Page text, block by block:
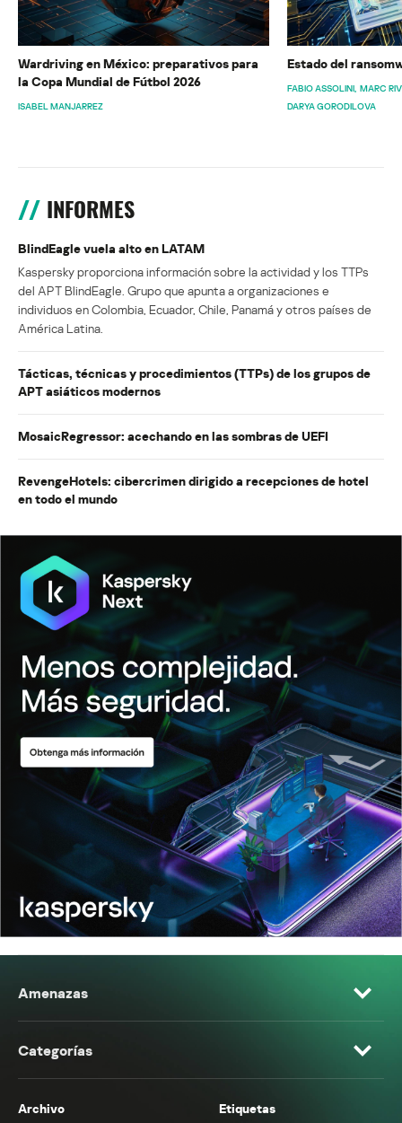
Wardriving en México: preparativos para
la Copa Mundial de Fútbol 2026
ISABEL MANJARREZ
Estado del
FABIO ASSOLINI MARC
DARYA GORODILOVA
INFORMES
BlindEagle vuela alto en LATAM
Kaspersky proporciona información sobre la actividad y los TTPs
del APT BlindEagle. Grupo que apunta a organizaciones e
individuos en Colombia, Ecuador, Chile, Panamá y otros países de
América Latina.
Tácticas, técnicas y procedimientos (TTPs) de los grupos de
APT asiáticos modernos
MosaicRegressor: acechando en las sombras de UEFI
RevengeHotels: cibercrimen dirigido a recepciones de hotel
en todo el mundo
Amenazas
Categorías
Archivo Etiquetas